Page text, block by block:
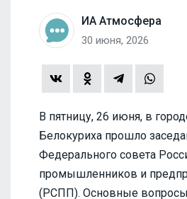
ИА Атмосфера
30 июня, 2026
В пятницу, 26 июня, в
Белокуриха прошло
Федерального совета
промышленников и
(РСПП). Основные